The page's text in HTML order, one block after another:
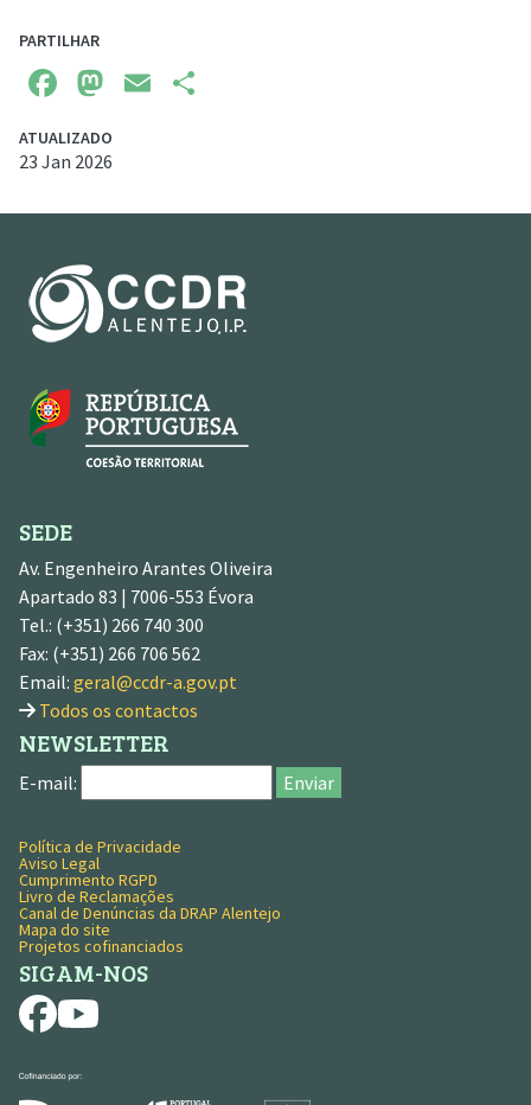
PARTILHAR
Facebook
Mastodon
Email
ATUALIZADO
23 Jan 2026
SEDE
Av. Engenheiro Arantes Oliveira
Apartado 83 | 7006-553 Évora
Tel.: (+351) 266 740 300
Fax: (+351) 266 706 562
Email: geral@ccdr-a.gov.pt
Todos os contactos
NEWSLETTER
E-mail: Enviar
MENU RODAPÉ
Política de Privacidade
Aviso Legal
Cumprimento RGPD
Livro de Reclamações
Canal de Denúncias da DRAP Alentejo
Mapa do site
Projetos cofinanciados
SIGAM-NOS